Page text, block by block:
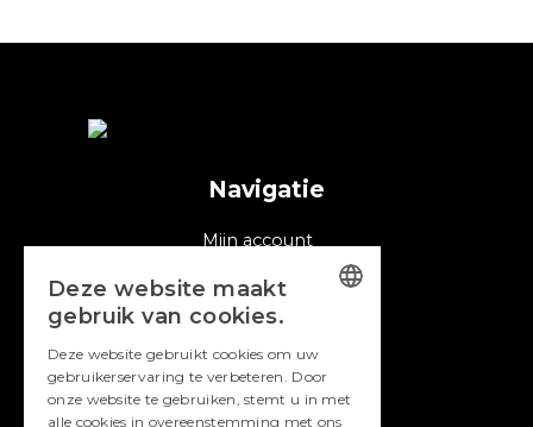
Navigatie
Mijn account
Winkel
Cookies
Contact
Dutch Canadian Food Line
Groothandel DCFL
ENGLISH
Deze website maakt
gebruik van cookies.
Deze website gebruikt cookies om uw
gebruikerservaring te verbeteren. Door
onze website te gebruiken, stemt u in met
alle cookies in overeenstemming met ons